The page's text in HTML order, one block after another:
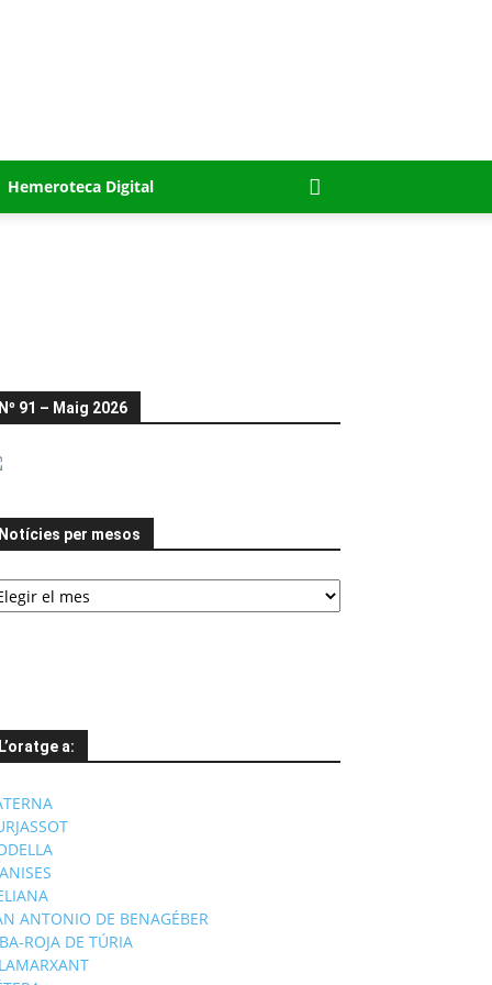
Hemeroteca Digital
Nº 91 – Maig 2026
Notícies per mesos
L’oratge a:
ANTONIO DE BENAGÉBER
ROJA DE TÚRIA